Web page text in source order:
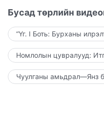
Бусад төрлийн
“Үг. I Боть: Бурханы
Номлолын цувралууд:
Чуулганы амьдрал—Янз